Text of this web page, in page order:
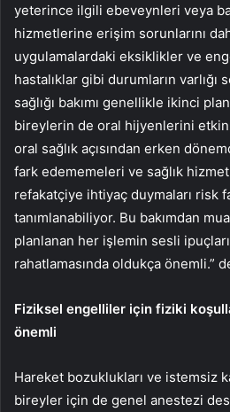
yeterince ilgili ebeveynleri veya
hizmetlerine erişim sorunlarını
uygulamalardaki eksiklikler ve
hastalıklar gibi durumların varlığı
sağlığı bakımı genellikle ikinci
bireylerin de oral hijyenlerini etkin
oral sağlık açısından erken
fark edememeleri ve sağlık
refakatçiye ihtiyaç duymaları risk
tanımlanabiliyor. Bu bakımdan
planlanan her işlemin sesli
rahatlamasında oldukça önemli.”
Fiziksel engelliler için fiziki
önemli
Hareket bozuklukları ve istemsiz
bireyler için de genel anestezi